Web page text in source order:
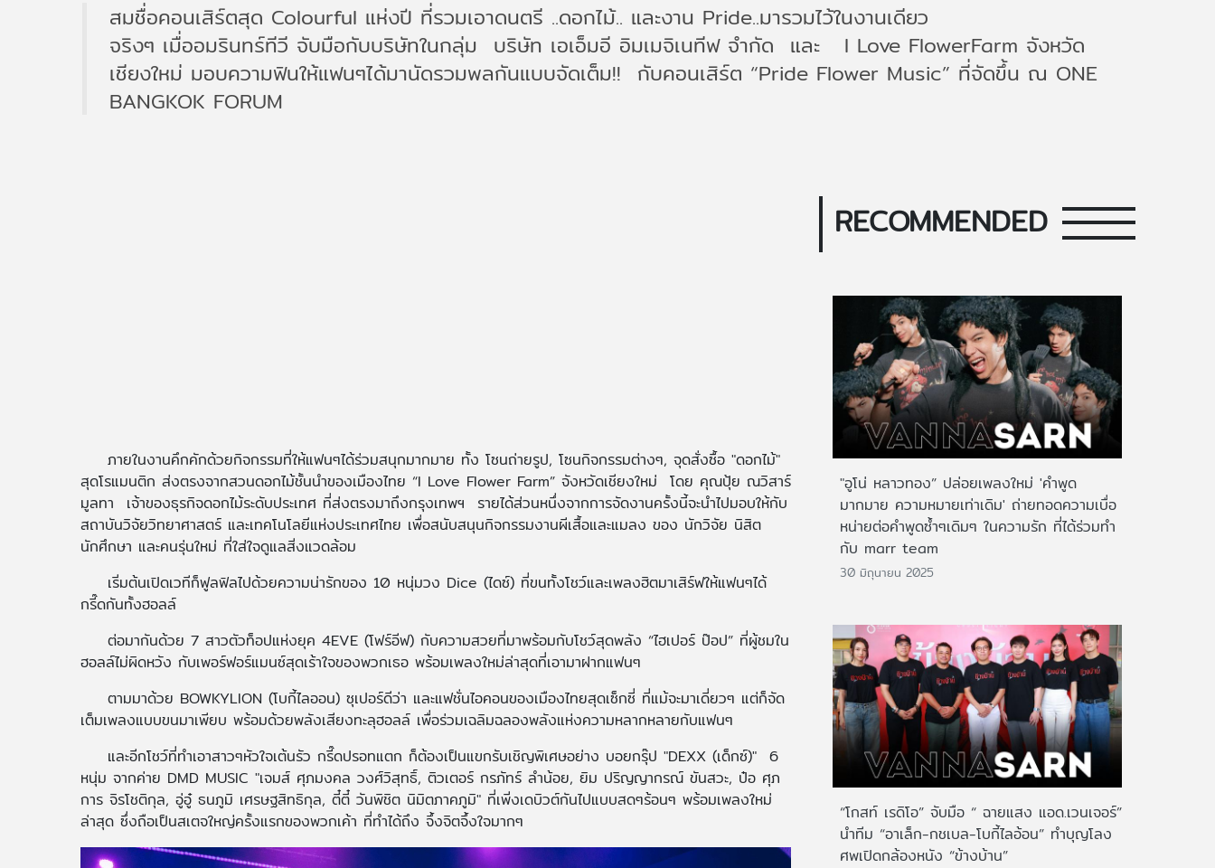
สมชื่อคอนเสิร์ตสุด Colourful แห่งปี ที่รวมเอาดนตรี ..ดอกไม้.. และงาน Pride..มารวมไว้ในงานเดียว
จริงๆ เมื่ออมรินทร์ทีวี จับมือกับบริษัทในกลุ่ม บริษัท เอเอ็มอี อิมเมจิเนทีฟ จำกัด และ I Love FlowerFarm จังหวัด
เชียงใหม่ มอบความฟินให้แฟนๆได้มานัดรวมพลกันแบบจัดเต็ม!! กับคอนเสิร์ต “Pride Flower Music” ที่จัดขึ้น ณ ONE
BANGKOK FORUM
ภายในงานคึกคักด้วยกิจกรรมที่ให้แฟนๆได้ร่วมสนุกมากมาย ทั้ง โซนถ่ายรูป, โซนกิจกรรมต่างๆ, จุดสั่งซื้อ "ดอกไม้"
สุดโรแมนติก ส่งตรงจากสวนดอกไม้ชั้นนำของเมืองไทย “I Love Flower Farm” จังหวัดเชียงใหม่ โดย คุณปุ้ย ณวิสาร์
มูลทา เจ้าของธุรกิจดอกไม้ระดับประเทศ ที่ส่งตรงมาถึงกรุงเทพฯ รายได้ส่วนหนึ่งจากการจัดงานครั้งนี้จะนำไปมอบให้กับ
สถาบันวิจัยวิทยาศาสตร์ และเทคโนโลยีแห่งประเทศไทย เพื่อสนับสนุนกิจกรรมงานผีเสื้อและแมลง ของ นักวิจัย นิสิต
นักศึกษา และคนรุ่นใหม่ ที่ใส่ใจดูแลสิ่งแวดล้อม
เริ่มต้นเปิดเวทีก็ฟูลฟิลไปด้วยความน่ารักของ 10 หนุ่มวง Dice (ไดซ์) ที่ขนทั้งโชว์และเพลงฮิตมาเสิร์ฟให้แฟนๆได้
กรี๊ดกันทั้งฮอลล์
ต่อมากันด้วย 7 สาวตัวท็อปแห่งยุค 4EVE (โฟร์อีฟ) กับความสวยที่มาพร้อมกับโชว์สุดพลัง “ไฮเปอร์ ป๊อป” ที่ผู้ชมใน
ฮอลล์ไม่ผิดหวัง กับเพอร์ฟอร์แมนซ์สุดเร้าใจของพวกเธอ พร้อมเพลงใหม่ล่าสุดที่เอามาฝากแฟนๆ
ตามมาด้วย BOWKYLION (โบกี้ไลออน) ซุเปอร์ดีว่า และแฟชั่นไอคอนของเมืองไทยสุดเซ็กซี่ ที่แม้จะมาเดี่ยวๆ แต่ก็จัด
เต็มเพลงแบบขนมาเพียบ พร้อมด้วยพลังเสียงทะลุฮอลล์ เพื่อร่วมเฉลิมฉลองพลังแห่งความหลากหลายกับแฟนๆ
และอีกโชว์ที่ทำเอาสาวๆหัวใจเต้นรัว กรี๊ดปรอทแตก ก็ต้องเป็นแขกรับเชิญพิเศษอย่าง บอยกรุ๊ป "DEXX (เด็กซ์)" 6
หนุ่ม จากค่าย DMD MUSIC "เจมส์ ศุภมงคล วงศ์วิสุทธิ์, ติวเตอร์ กรภัทร์ ลำน้อย, ยิม ปริญญากรณ์ ขันสวะ, ป๋อ ศุภ
การ จิรโชติกุล, อู่อู๋ ธนภูมิ เศรษฐสิทธิกุล, ตี๋ตี๋ วันพิชิต นิมิตภาคภูมิ" ที่เพิ่งเดบิวต์กันไปแบบสดๆร้อนๆ พร้อมเพลงใหม่
ล่าสุด ซึ่งถือเป็นสเตจใหญ่ครั้งแรกของพวกเค้า ที่ทำได้ถึง จึ้งจิตจึ้งใจมากๆ
RECOMMENDED
"อูโน่ หลาวทอง” ปล่อยเพลงใหม่ 'คำพูด
มากมาย ความหมายเท่าเดิม' ถ่ายทอดความเบื่อ
หน่ายต่อคำพูดซ้ำๆเดิมๆ ในความรัก ที่ได้ร่วมทำ
กับ marr team
30 มิถุนายน 2025
“โกสท์ เรดิโอ” จับมือ “ ฉายแสง แอด.เวนเจอร์”
นำทีม “อาเล็ก-กชเบล-โบกี้ไลอ้อน” ทำบุญโลง
ศพเปิดกล้องหนัง “ข้างบ้าน”